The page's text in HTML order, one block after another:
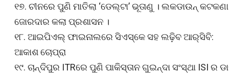
୧୭. ଚୀନରେ ପୁଣି ମାତିଲା ‘ଡେଲ୍ଟା’ ଭୂତାଣୁ । ଲକଡାଉନ୍ କଟକଣା
ଜୋରଦାର କଲା ପ୍ରଶାସନ ।
୧୮. ଆଇପିଏଲ୍‌ ଫାଇନାଲରେ ସିଏସ୍‌କେ ସହ ଲଢ଼ିବ ଆର୍‌ସିବି:
ଆକାଶ ଚୋପ୍ରା
୧୯. ଚାନ୍ଦିପୁର ITRରେ ପୁଣି ପାକିସ୍ତାନ ଗୁଇନ୍ଦା ସଂସ୍ଥା ISI ର